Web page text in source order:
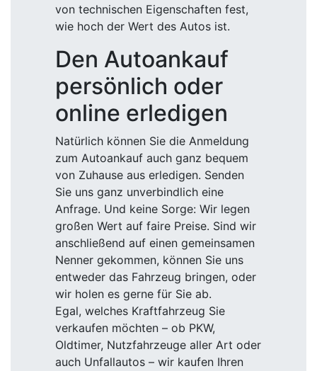
von technischen Eigenschaften fest,
wie hoch der Wert des Autos ist.
Den Autoankauf
persönlich oder
online erledigen
Natürlich können Sie die Anmeldung
zum Autoankauf auch ganz bequem
von Zuhause aus erledigen. Senden
Sie uns ganz unverbindlich eine
Anfrage. Und keine Sorge: Wir legen
großen Wert auf faire Preise. Sind wir
anschließend auf einen gemeinsamen
Nenner gekommen, können Sie uns
entweder das Fahrzeug bringen, oder
wir holen es gerne für Sie ab.
Egal, welches Kraftfahrzeug Sie
verkaufen möchten – ob PKW,
Oldtimer, Nutzfahrzeuge aller Art oder
auch Unfallautos – wir kaufen Ihren